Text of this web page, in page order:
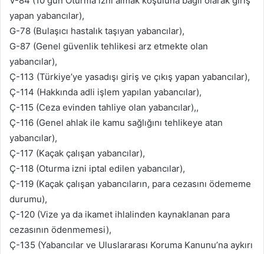
yapan yabancılar),
G-78 (Bulaşıcı hastalık taşıyan yabancılar),
G-87 (Genel güvenlik tehlikesi arz etmekte olan
yabancılar),
Ç-113 (Türkiye’ye yasadışı giriş ve çıkış yapan yabancılar),
Ç-114 (Hakkında adli işlem yapılan yabancılar),
Ç-115 (Ceza evinden tahliye olan yabancılar),,
Ç-116 (Genel ahlak ile kamu sağlığını tehlikeye atan
yabancılar),
Ç-117 (Kaçak çalışan yabancılar),
Ç-118 (Oturma izni iptal edilen yabancılar),
Ç-119 (Kaçak çalışan yabancıların, para cezasını ödememe
durumu),
Ç-120 (Vize ya da ikamet ihlalinden kaynaklanan para
cezasının ödenmemesi),
Ç-135 (Yabancılar ve Uluslararası Koruma Kanunu’na aykırı